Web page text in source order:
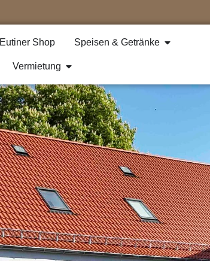
Eutiner Shop Speisen & Getränke
Vermietung